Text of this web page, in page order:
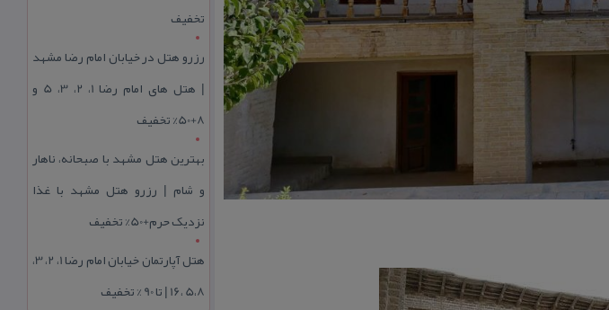
تخفیف
رزرو هتل در خیابان امام رضا مشهد
| هتل‌ های امام رضا 1، 2، 3، 5 و
8+50% تخفیف
بهترین هتل مشهد با صبحانه، ناهار
و شام | رزرو هتل مشهد با غذا
نزدیک حرم+50% تخفیف
هتل آپارتمان خیابان امام رضا 1، 2، 3،
5،8 ،16 | تا 90 % تخفیف